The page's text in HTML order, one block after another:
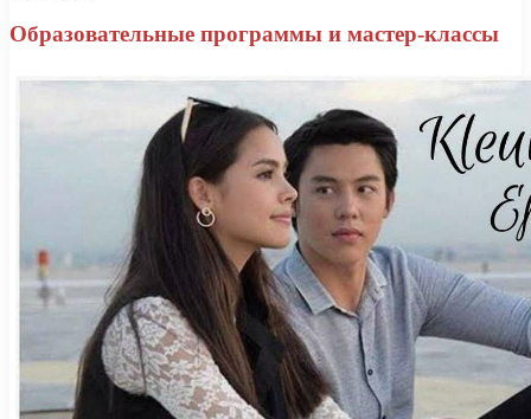
Образовательные программы и мастер-классы